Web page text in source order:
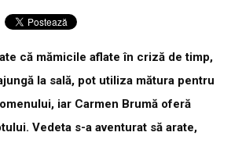
că mămicile aflate în criză de timp,
la sală, pot utiliza mătura pentru
iar Carmen Brumă oferă
Vedeta s-a aventurat să arate,